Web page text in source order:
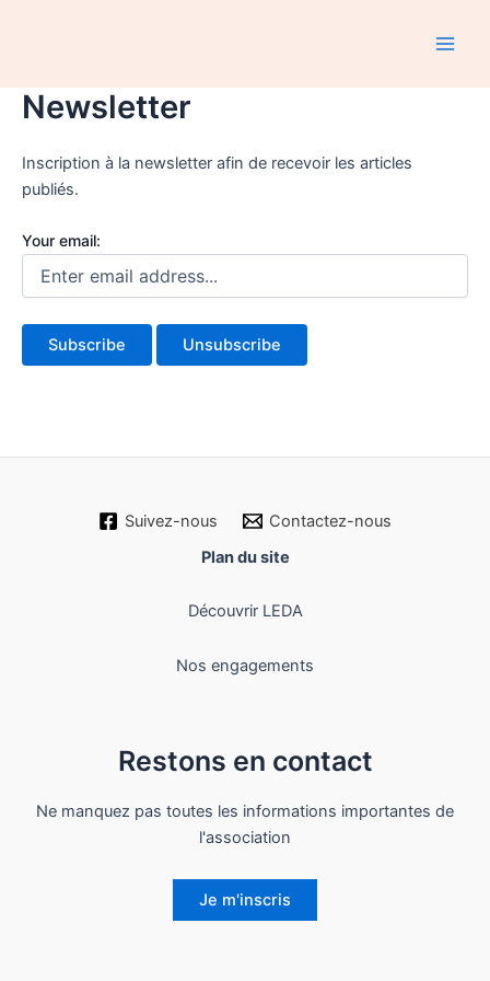
Newsletter
Inscription à la newsletter afin de recevoir les articles
publiés.
Your email:
Suivez-nous
Contactez-nous
Plan du site
Découvrir LEDA
Nos engagements
Restons en contact
Ne manquez pas toutes les informations importantes de
l'association
Je m'inscris